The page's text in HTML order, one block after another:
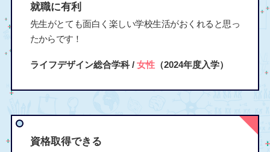
就職に有利
先生がとても面白く楽しい学校生活がおくれると思っ
たからです！
ライフデザイン総合学科 / 女性（2024年度入学）
資格取得できる